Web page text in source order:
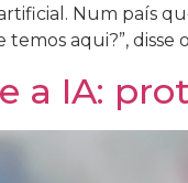
Num país
aqui?”, disse
a IA: